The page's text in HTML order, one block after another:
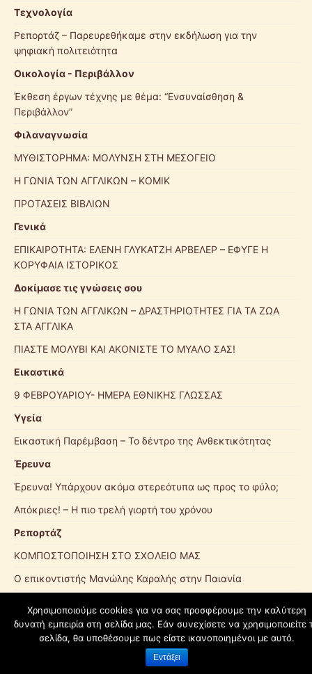
Τεχνολογία
Ρεπορτάζ – Παρευρεθήκαμε στην εκδήλωση για την
ψηφιακή πολιτειότητα
Οικολογία - Περιβάλλον
Έκθεση έργων τέχνης με θέμα: “Ενσυναίσθηση &
Περιβάλλον”
Φιλαναγνωσία
ΜΥΘΙΣΤΟΡΗΜΑ: ΜΟΛΥΝΣΗ ΣΤΗ ΜΕΣΟΓΕΙΟ
Η ΓΩΝΙΑ ΤΩΝ ΑΓΓΛΙΚΩΝ – ΚΟΜΙΚ
ΠΡΟΤΑΣΕΙΣ ΒΙΒΛΙΩΝ
Γενικά
ΕΠΙΚΑΙΡΟΤΗΤΑ: ΕΛΕΝΗ ΓΛΥΚΑΤΖΗ ΑΡΒΕΛΕΡ – ΕΦΥΓΕ Η
ΚΟΡΥΦΑΙΑ ΙΣΤΟΡΙΚΟΣ
Δοκίμασε τις γνώσεις σου
Η ΓΩΝΙΑ ΤΩΝ ΑΓΓΛΙΚΩΝ – ΔΡΑΣΤΗΡΙΟΤΗΤΕΣ ΓΙΑ ΤΑ ΖΩΑ
ΣΤΑ ΑΓΓΛΙΚΑ
ΠΙΑΣΤΕ ΜΟΛΥΒΙ ΚΑΙ ΑΚΟΝΙΣΤΕ ΤΟ ΜΥΑΛΟ ΣΑΣ!
Εικαστικά
9 ΦΕΒΡΟΥΑΡΙΟΥ- ΗΜΕΡΑ ΕΘΝΙΚΗΣ ΓΛΩΣΣΑΣ
Υγεία
Εικαστική Παρέμβαση – Το δέντρο της Ανθεκτικότητας
Έρευνα
Έρευνα! Υπάρχουν ακόμα στερεότυπα ως προς το φύλο;
Απόκριες! – Η πιο τρελή γιορτή του χρόνου
Ρεπορτάζ
ΚΟΜΠΟΣΤΟΠΟΙΗΣΗ ΣΤΟ ΣΧΟΛΕΙΟ ΜΑΣ
O επικοντιστής Μανώλης Καραλής στην Παιανία
schoolpress.sch.gr
Όροι Χρήσης schoolpress.sch.gr|Δήλωση προσβασιμότητας
Χρησιμοποιούμε cookies για να σας προσφέρουμε την καλύτερη
δυνατή εμπειρία στη σελίδα μας. Εάν συνεχίσετε να χρησιμοποιείτε
σελίδα, θα υποθέσουμε πως είστε ικανοποιημένοι με αυτό.
Εντάξει